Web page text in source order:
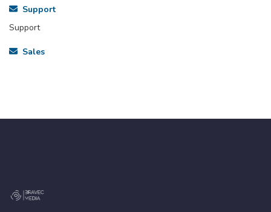
Support
Support
Sales